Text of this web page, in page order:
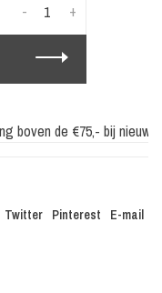
+
-
boven de €75,- bij nieuwe
Twitter Pinterest E-mail